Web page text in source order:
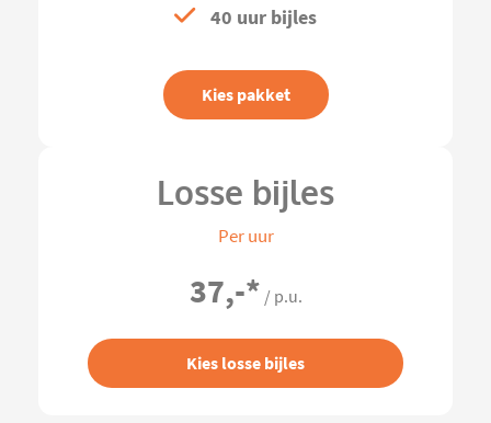
40 uur bijles
Kies pakket
Losse bijles
Per uur
37,-* / p.u.
Kies losse bijles